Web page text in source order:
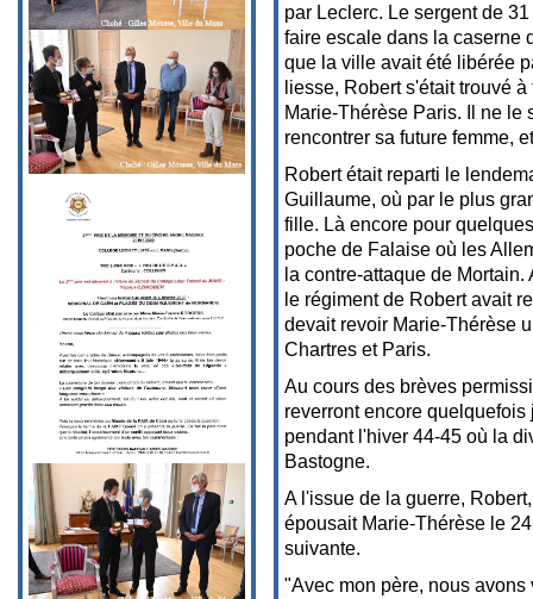
par Leclerc. Le sergent de
faire escale dans la caserne
que la ville avait été libérée
liesse, Robert s'était trouvé
Marie-Thérèse Paris. Il ne le
rencontrer sa future femme,
Robert était reparti le
Guillaume, où par le plus
fille. Là encore pour
poche de Falaise où les
la contre-attaque de
le régiment de Robert avait
devait revoir Marie-Thérèse
Chartres et Paris.
Au cours des brèves
reverront encore
pendant l'hiver 44-45 où la
Bastogne.
A l'issue de la guerre,
épousait Marie-Thérèse le
suivante.
"Avec mon père, nous